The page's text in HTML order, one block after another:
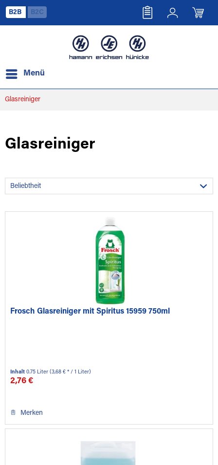
B2B B2C
Menü
Glasreiniger
Glasreiniger
Frosch Glasreiniger mit Spiritus 15959 750ml
Inhalt0.75 Liter(3,68 € * / 1 Liter)
2,76 €
Merken